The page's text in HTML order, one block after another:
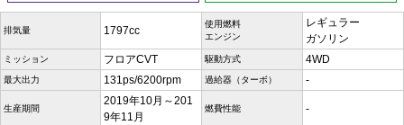
排気量 1797cc
使用燃料
エンジン
レギュラー
ガソリン
ミッション フロアCVT 駆動方式 4WD
最大出力 131ps/6200rpm 過給器（ターボ） -
生産期間
2019年10月～201
9年11月
燃費性能 -